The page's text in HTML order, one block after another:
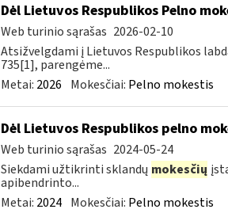
Dėl Lietuvos Respublikos Pelno
Web turinio sąrašas 2026-02-10
Atsižvelgdami į Lietuvos Respublikos
735[1], parengėme...
Metai: 2026 Mokesčiai: Pelno mokestis
Dėl Lietuvos Respublikos pelno
Web turinio sąrašas 2024-05-24
Siekdami užtikrinti sklandų mokesčių
apibendrinto...
Metai: 2024 Mokesčiai: Pelno mokestis